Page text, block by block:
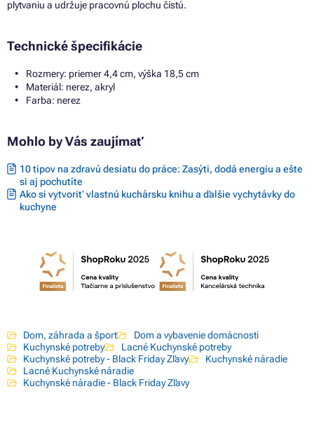
plytvaniu a udržuje pracovnú plochu čistú.
Technické špecifikácie
Rozmery: priemer 4,4 cm, výška 18,5 cm
Materiál: nerez, akryl
Farba: nerez
Mohlo by Vás zaujímať
10 tipov na zdravú desiatu do práce: Zasýti, dodá energiu a ešte
si aj pochutíte
Ako si vytvoriť vlastnú kuchársku knihu a ďalšie vychytávky do
kuchyne
Dom, záhrada a šport
Dom a vybavenie domácnosti
Kuchynské potreby
Lacné Kuchynské potreby
Kuchynské potreby - Black Friday Zľavy
Kuchynské náradie
Lacné Kuchynské náradie
Kuchynské náradie - Black Friday Zľavy